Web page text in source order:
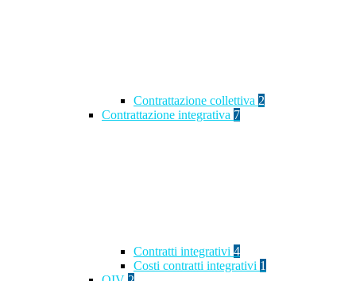
Contrattazione collettiva 2
Contrattazione integrativa 7
Contratti integrativi 4
Costi contratti integrativi 1